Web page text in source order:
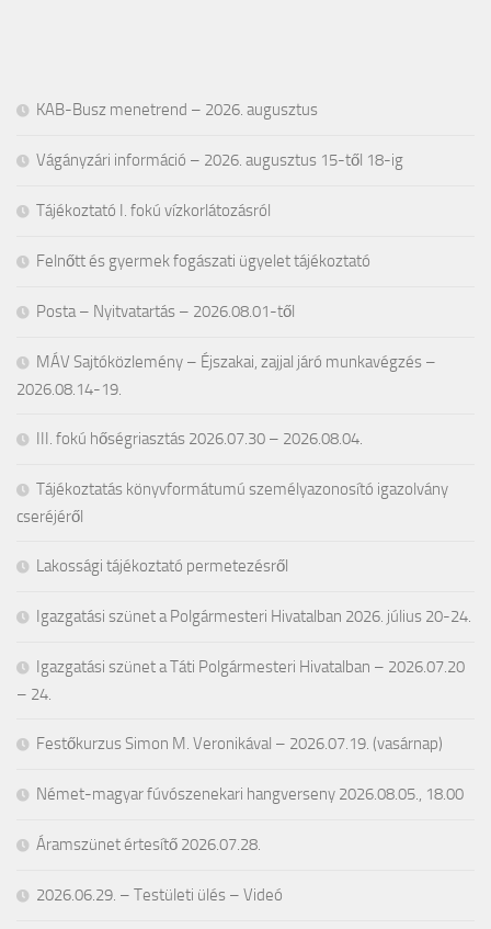
KAB-Busz menetrend – 2026. augusztus
Vágányzári információ – 2026. augusztus 15-től 18-ig
Tájékoztató I. fokú vízkorlátozásról
Felnőtt és gyermek fogászati ügyelet tájékoztató
Posta – Nyitvatartás – 2026.08.01-től
MÁV Sajtóközlemény – Éjszakai, zajjal járó munkavégzés –
2026.08.14-19.
III. fokú hőségriasztás 2026.07.30 – 2026.08.04.
Tájékoztatás könyvformátumú személyazonosító igazolvány
cseréjéről
Lakossági tájékoztató permetezésről
Igazgatási szünet a Polgármesteri Hivatalban 2026. július 20-24.
Igazgatási szünet a Táti Polgármesteri Hivatalban – 2026.07.20
– 24.
Festőkurzus Simon M. Veronikával – 2026.07.19. (vasárnap)
Német-magyar fúvószenekari hangverseny 2026.08.05., 18.00
Áramszünet értesítő 2026.07.28.
2026.06.29. – Testületi ülés – Videó